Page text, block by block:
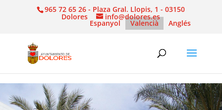
965 72 65 26 - Plaza Gral. Llopis, 1 - 03150
Dolores info@dolores.es
Espanyol Valencià Anglés